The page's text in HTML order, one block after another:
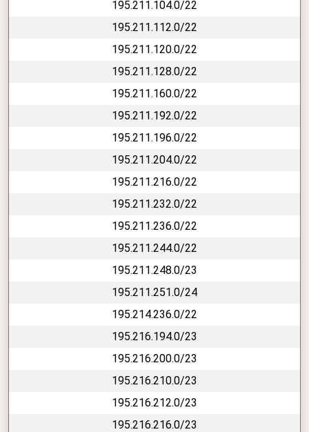
195.211.104.0/22
195.211.112.0/22
195.211.120.0/22
195.211.128.0/22
195.211.160.0/22
195.211.192.0/22
195.211.196.0/22
195.211.204.0/22
195.211.216.0/22
195.211.232.0/22
195.211.236.0/22
195.211.244.0/22
195.211.248.0/23
195.211.251.0/24
195.214.236.0/22
195.216.194.0/23
195.216.200.0/23
195.216.210.0/23
195.216.212.0/23
195.216.216.0/23